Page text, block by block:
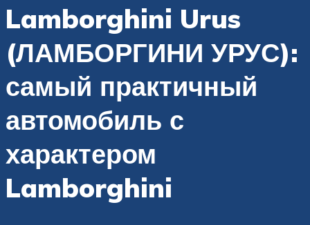
Lamborghini Urus
(ЛАМБОРГИНИ УРУС):
самый практичный
автомобиль с
характером
Lamborghini